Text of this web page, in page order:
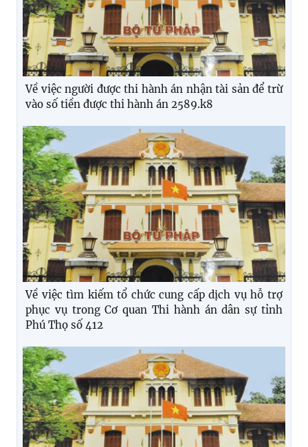
Về việc người được thi hành án nhận tài sản để trừ
vào số tiền được thi hành án 2589.k8
Về việc tìm kiếm tổ chức cung cấp dịch vụ hỗ trợ
phục vụ trong Cơ quan Thi hành án dân sự tỉnh
Phú Thọ số 412